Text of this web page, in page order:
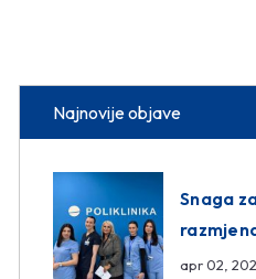
Najnovije objave
Snaga
unutar
apr 02,